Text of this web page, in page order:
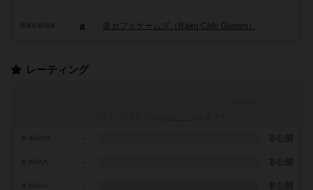
楽カフェゲームズ（Raku Cafe Games）
レーティング
- 非公開
- 非公開
- 非公開